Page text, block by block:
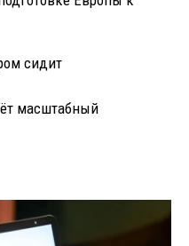
сидит
масштабный